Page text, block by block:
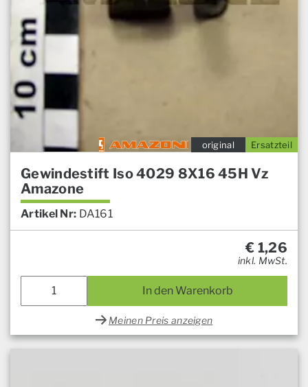
Ersatzteil
original
Gewindestift Iso 4029 8X16 45H Vz
Amazone
Artikel Nr: DA161
€ 1,26
inkl. MwSt.
In den Warenkorb
Meinen Preis anzeigen